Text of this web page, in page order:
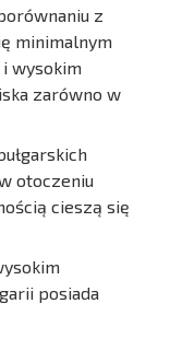
z
minimalnym
wysokim
zarówno w
otoczeniu
cieszą się
posiada